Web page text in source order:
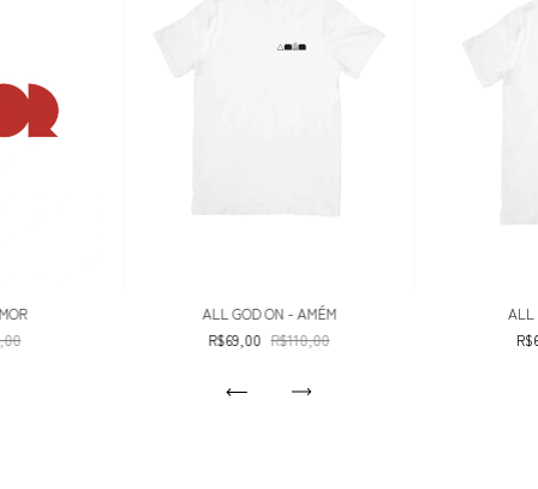
ALL GOD ON - AMÉM
R$69,00 R$110,00
ALL